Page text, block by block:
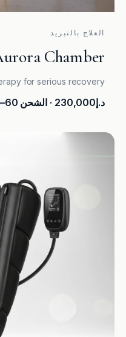
العلاج بالتبريد
Chamber
for serious recovery.
د.إ230,000 · الشحن 60–70 يوماً